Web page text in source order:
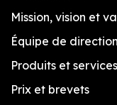
Mission, vision et
Équipe de direction
Produits et services
Prix et brevets